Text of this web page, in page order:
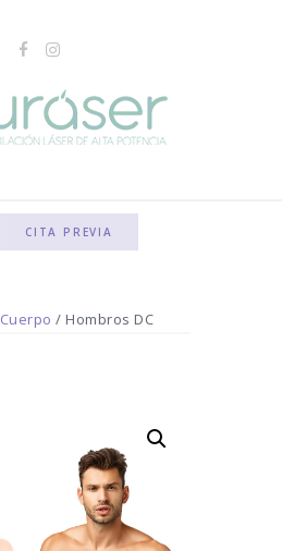
CITA PREVIA
Cuerpo / Hombros DC